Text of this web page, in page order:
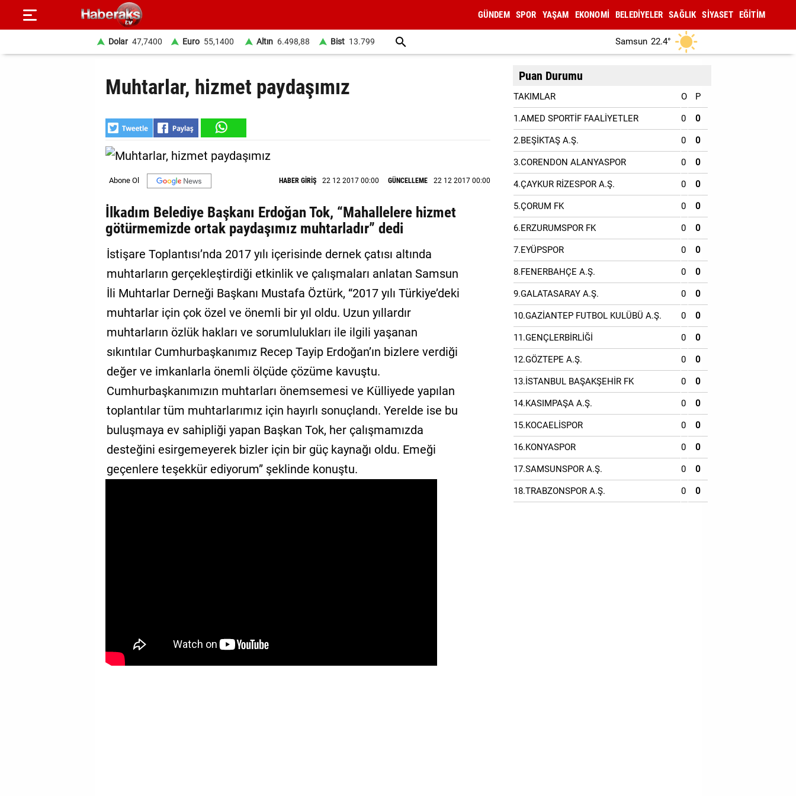
GÜNDEM SPOR YAŞAM EKONOMİ BELEDİYELER SAĞLIK SİYASET EĞİTİM
Dolar 47,7400 Euro 55,1400 Altın 6.498,88 Bist 13.799 Samsun 22.4°
Muhtarlar, hizmet paydaşımız
HABER GİRİŞ 22 12 2017 00:00 GÜNCELLEME 22 12 2017 00:00
İlkadım Belediye Başkanı Erdoğan Tok, “Mahallelere hizmet
götürmemizde ortak paydaşımız muhtarladır” dedi
İstişare Toplantısı’nda 2017 yılı içerisinde dernek çatısı altında
muhtarların gerçekleştirdiği etkinlik ve çalışmaları anlatan Samsun
İli Muhtarlar Derneği Başkanı Mustafa Öztürk, “2017 yılı Türkiye’deki
muhtarlar için çok özel ve önemli bir yıl oldu. Uzun yıllardır
muhtarların özlük hakları ve sorumlulukları ile ilgili yaşanan
sıkıntılar Cumhurbaşkanımız Recep Tayip Erdoğan’ın bizlere verdiği
değer ve imkanlarla önemli ölçüde çözüme kavuştu.
Cumhurbaşkanımızın muhtarları önemsemesi ve Külliyede yapılan
toplantılar tüm muhtarlarımız için hayırlı sonuçlandı. Yerelde ise bu
buluşmaya ev sahipliği yapan Başkan Tok, her çalışmamızda
desteğini esirgemeyerek bizler için bir güç kaynağı oldu. Emeği
geçenlere teşekkür ediyorum” şeklinde konuştu.
Puan Durumu
TAKIMLAR O P
1.AMED SPORTİF FAALİYETLER 0 0
2.BEŞİKTAŞ A.Ş. 0 0
3.CORENDON ALANYASPOR 0 0
4.ÇAYKUR RİZESPOR A.Ş. 0 0
5.ÇORUM FK 0 0
6.ERZURUMSPOR FK 0 0
7.EYÜPSPOR 0 0
8.FENERBAHÇE A.Ş. 0 0
9.GALATASARAY A.Ş. 0 0
10.GAZİANTEP FUTBOL KULÜBÜ A.Ş. 0 0
11.GENÇLERBİRLİĞİ 0 0
12.GÖZTEPE A.Ş. 0 0
13.İSTANBUL BAŞAKŞEHİR FK 0 0
14.KASIMPAŞA A.Ş. 0 0
15.KOCAELİSPOR 0 0
16.KONYASPOR 0 0
17.SAMSUNSPOR A.Ş. 0 0
18.TRABZONSPOR A.Ş. 0 0